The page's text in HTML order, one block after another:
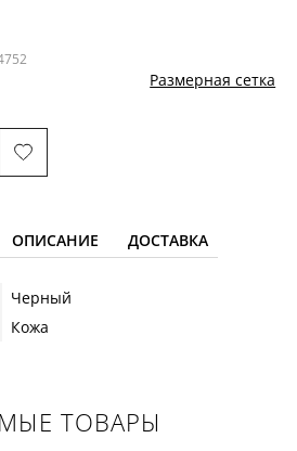
Размерная сетка
ОПИСАНИЕ ДОСТАВКА
Черный
Кожа
ТОВАРЫ